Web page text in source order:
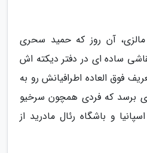
آن روز که حمید سحری
ساده ای در دفتر دیکته اش
فوق العاده اطرافیانش رو به
برسد که فردی همچون سرخیو
و باشگاه رئال مادرید از